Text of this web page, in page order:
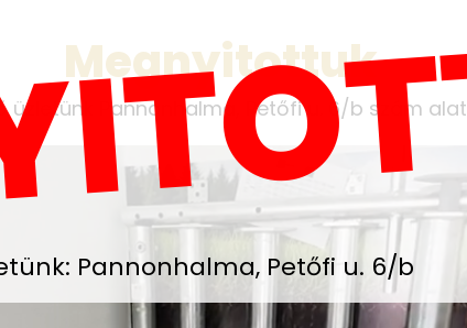
Pannonhalma, Petőfi u. 6/b
Megnyitottuk
üzletünk Pannonhalma, Petőfi u. 6/b szám